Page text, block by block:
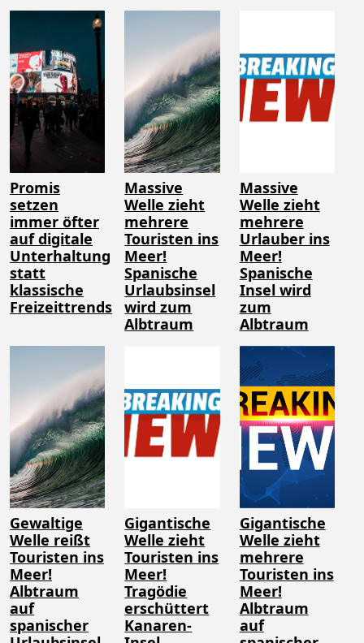
Promis
setzen
immer öfter
auf digitale
Unterhaltung
statt
klassische
Freizeittrends
Massive
Welle zieht
mehrere
Touristen ins
Meer!
Spanische
Urlaubsinsel
wird zum
Albtraum
Massive
Welle zieht
mehrere
Urlauber ins
Meer!
Spanische
Insel wird
zum
Albtraum
Gewaltige
Welle reißt
Touristen ins
Meer!
Albtraum
auf
spanischer
Gigantische
Welle zieht
Touristen ins
Meer!
Tragödie
erschüttert
Kanaren-
Gigantische
Welle zieht
mehrere
Touristen ins
Meer!
Albtraum
auf